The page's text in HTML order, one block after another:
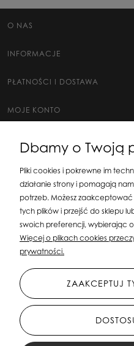
O NAS
INFORMACJE
PŁATNOŚCI I DOSTAWA
MOJE KONTO
Silit Group Maciej Suska
| ul.
sklepsusetti@gmail.com
Dbamy o Twoją
Pliki cookies i pokrewne im
działanie strony i pomagają
potrzeb. Możesz zaakceptować
tych plików i przejść do sklepu
swoich preferencji, wybierając
Więcej o plikach cookies
prywatności.
ZAAKCEPTUJ